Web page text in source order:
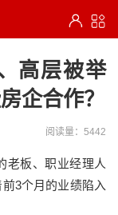
高层被举
企合作？
阅读量：5442
老板、职业经理人
3个月的业绩陷入